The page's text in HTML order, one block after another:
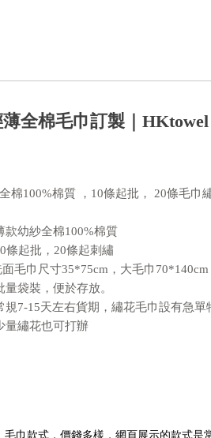
全棉毛巾訂製｜HKtowel
棉100%棉質 ，10條起批， 20條毛巾
款幼紗全棉100%棉質
條起批，20條起刺繡
面毛巾尺寸35*75cm，大毛巾70*140cm
量袋裝，便於存放。
規7-15天左右貨期，繡花毛巾設有急單
量繡花也可打辦
毛巾款式，價錢多樣，網頁展示的款式是